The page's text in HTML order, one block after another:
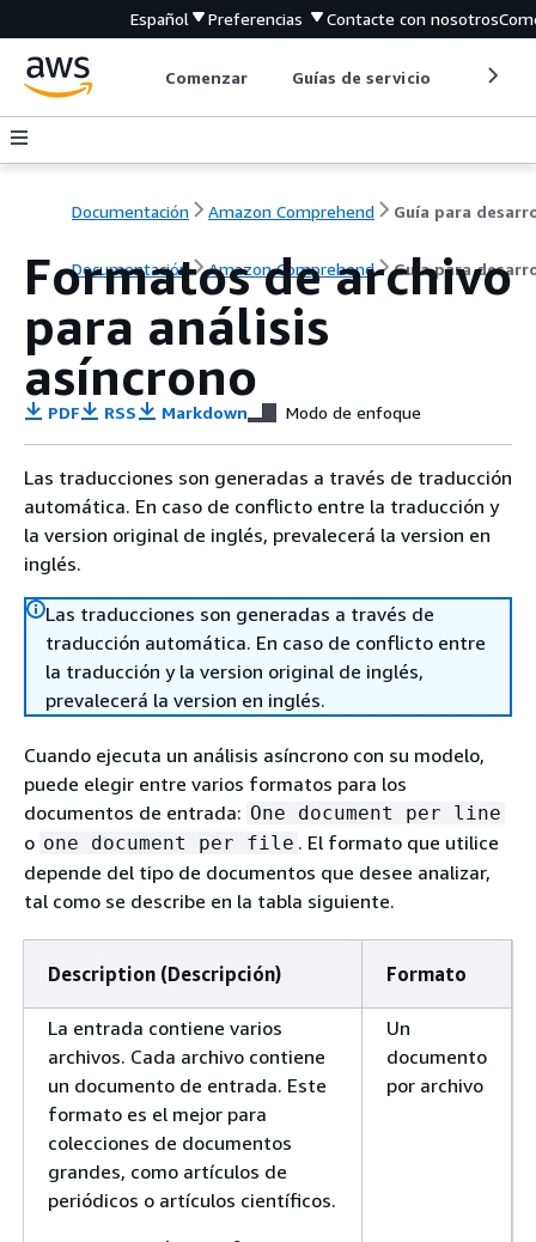
Español Preferencias Contacte con nosotros
Comenzar Guías de servicio
Documentación Amazon Comprehend
Documentación Amazon Comprehend Guía para
Formatos de archivo
para análisis
asíncrono
PDF RSS Markdown Modo de enfoque
Las traducciones son generadas a través de traducción
automática. En caso de conflicto entre la traducción y
la version original de inglés, prevalecerá la version en
inglés.
Las traducciones son generadas a través de
traducción automática. En caso de conflicto entre
la traducción y la version original de inglés,
prevalecerá la version en inglés.
Cuando ejecuta un análisis asíncrono con su modelo,
puede elegir entre varios formatos para los
documentos de entrada: One document per line
o one document per file . El formato que utilice
depende del tipo de documentos que desee analizar,
tal como se describe en la tabla siguiente.
Description (Descripción) Formato
La entrada contiene varios
archivos. Cada archivo contiene
un documento de entrada. Este
formato es el mejor para
colecciones de documentos
grandes, como artículos de
periódicos o artículos científicos.
Un
documento
por archivo